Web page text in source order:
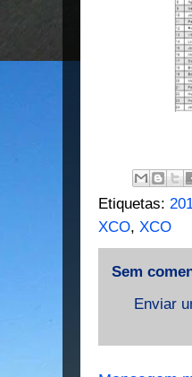
Etiquetas:
XCO, XCO
Sem
Enviar